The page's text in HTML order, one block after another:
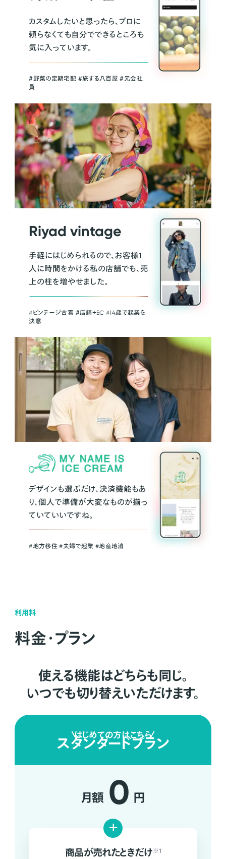
カスタムしたいと思ったら、プロに
頼らなくても自分でできるところも
気に入っています。
＃野菜の定期宅配 ＃旅する八百屋 ＃元会社
員
Riyad vintage
手軽にはじめられるので、お客様1
人に時間をかける私の店舗でも、売
上の柱を増やせました。
#ビンテージ古着 ＃店舗＋EC #14歳で起業を
決意
デザインも選ぶだけ、決済機能もあ
り、個人で準備が大変なものが揃っ
ていていいですね。
#地方移住 #夫婦で起業 #地産地消
利用料
料金・プラン
使える機能はどちらも同じ。
いつでも切り替えいただけます。
はじめての方はこちら
スタンダードプラン
月額 0 円
+
商品が売れたときだけ ※1